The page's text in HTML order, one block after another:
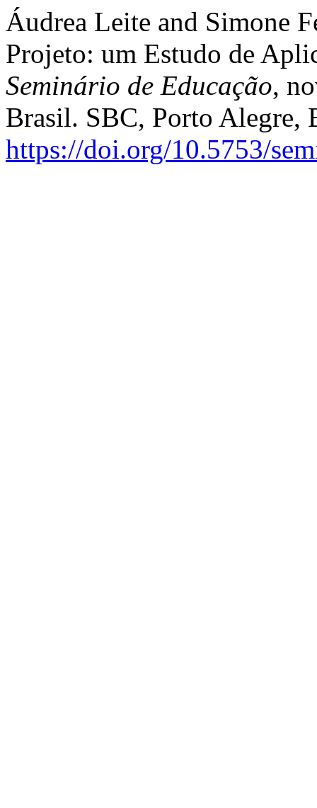
Áudrea Leite and Simone
Projeto: um Estudo de
Seminário de Educação,
Brasil. SBC, Porto Alegre,
https://doi.org/10.5753/